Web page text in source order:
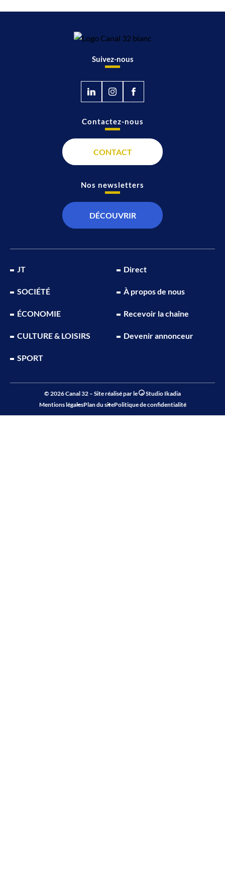
Suivez-nous
JT
SOCIÉTÉ
ÉCONOMIE
CULTURE & LOISIRS
SPORT
Direct
À propos de nous
Recevoir la chaîne
Devenir annonceur
Contactez-nous
CONTACT
Nos newsletters
DÉCOUVRIR
Mentions légalesPlan du sitePolitique de confidentialité
© 2026 Canal 32 – Site réalisé par le Studio Ikadia